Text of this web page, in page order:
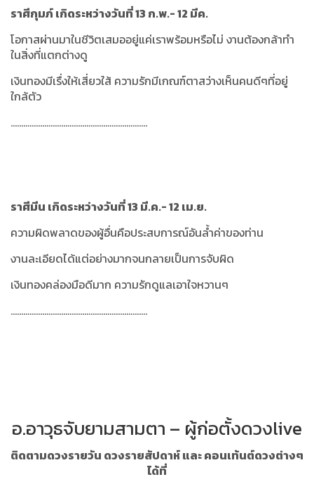
ราศีกุมภ์ เกิดระหว่างวันที่ 13 ก.พ.- 12 มีค.
โอกาสผ่านมาในชีวิตเสมออยู่แค่เราพร้อมหรือไม่ งานต้องกล้าทำ
ในสิ่งที่แตกต่างดู
เงินทองมีเรื่งให้เสี่ยวใส้ ความรักมีเกณฑ์ตาสว่างเห็นคนดีๆที่อยู่
ใกล้ตัว
.................................................................
ราศีมีน เกิดระหว่างวันที่ 13 มี.ค.- 12 เม.ย.
ความผิดพลาดของผู้อื่นคือประสบการณ์อันล้ำค่าของท่าน
งานละเอียดได้แต่อย่างมากจนกลายเป็นการจับผิด
เงินทองคล่องมือดีมาก ความรักดูแลเอาใจหวานๆ
.................................................................
อ.อาวุธจับยามสามตา – ผู้ก่อตั้งดวงlive
ติดตามดวงรายวัน ดวงรายสัปดาห์ และ คอนเท้นต์ดวงต่างๆ
ได้ที่